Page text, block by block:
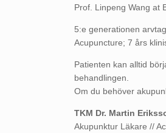
Prof. Linpeng Wang at
5:e generationen
Acupuncture; 7 års
Patienten kan alltid
behandlingen.
Om du behöver
TKM Dr. Martin
Akupunktur Läkare //